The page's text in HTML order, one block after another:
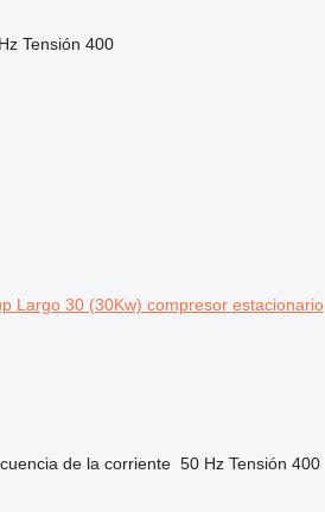
Tensión 400
Largo 30 (30Kw) compresor estacionario
de la corriente 50 Hz Tensión 400